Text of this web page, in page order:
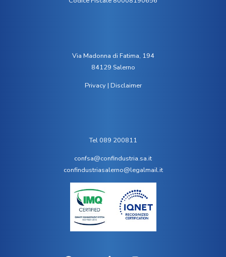
Via Madonna di Fatima, 194
84129 Salerno
Privacy| Disclaimer
Tel 089 200811
confsa@confindustria.sa.it
confindustriasalerno@legalmail.it